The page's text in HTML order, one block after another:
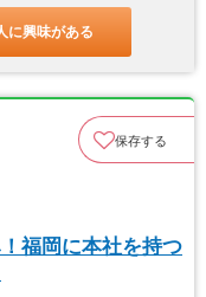
に興味がある
保存する
福岡に本社を持つ